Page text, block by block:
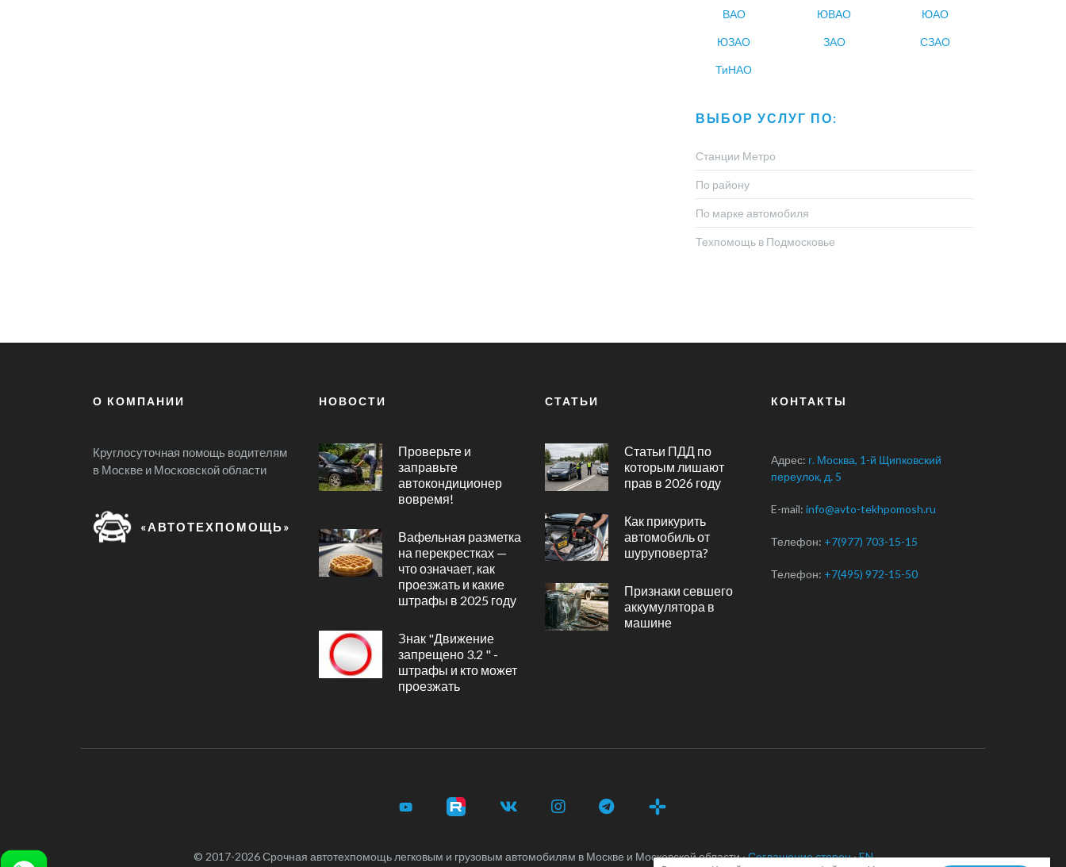
ВАО ЮВАО ЮАО
ЮЗАО ЗАО СЗАО
ТиНАО
ВЫБОР УСЛУГ ПО:
Станции Метро
По району
По марке автомобиля
Техпомощь в Подмосковье
О КОМПАНИИ
Круглосуточная помощь водителям
в Москве и Московской области
«АВТОТЕХПОМОЩЬ»
НОВОСТИ
Проверьте и
заправьте
автокондиционер
вовремя!
Вафельная разметка
на перекрестках —
что означает, как
проезжать и какие
штрафы в 2025 году
Знак "Движение
запрещено 3.2 " -
штрафы и кто может
проезжать
СТАТЬИ
Статьи ПДД по
которым лишают
прав в 2026 году
Как прикурить
автомобиль от
шуруповерта?
Признаки севшего
аккумулятора в
машине
КОНТАКТЫ
Адрес: г. Москва, 1-й Щипковский
переулок, д. 5
E-mail: info@avto-tekhpomosh.ru
Телефон: +7(977) 703-15-15
Телефон: +7(495) 972-15-50
© 2017-2026 Срочная автотехпомощь легковым и грузовым автомобилям в Москве и Московской области ·Соглашение сторон·EN